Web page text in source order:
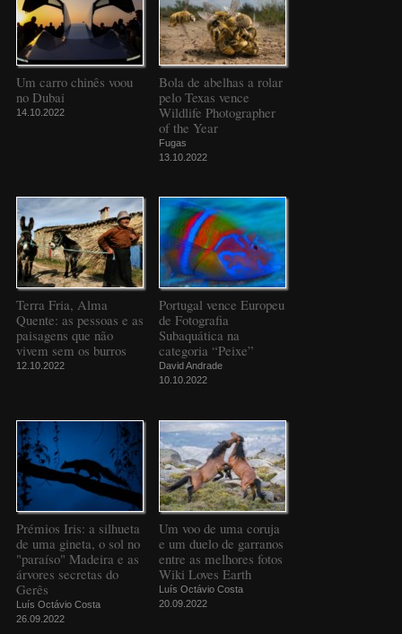
Um carro chinês voou
no Dubai
14.10.2022
Bola de abelhas a rolar
pelo Texas vence
Wildlife Photographer
of the Year
Fugas
13.10.2022
Terra Fria, Alma
Quente: as pessoas e as
paisagens que não
vivem sem os burros
12.10.2022
Portugal vence Europeu
de Fotografia
Subaquática na
categoria “Peixe”
David Andrade
10.10.2022
Prémios Iris: a silhueta
de uma gineta, o sol no
"paraíso" Madeira e as
árvores secretas do
Gerês
Luís Octávio Costa
26.09.2022
Um voo de uma coruja
e um duelo de garranos
entre as melhores fotos
Wiki Loves Earth
Luís Octávio Costa
20.09.2022